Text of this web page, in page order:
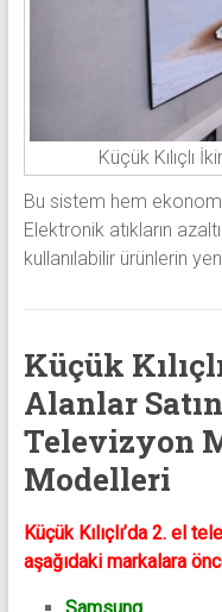
Küçük Kılıçlı
Bu sistem hem
Elektronik atıkların
kullanılabilir ürünlerin
Küçük
Alanlar
Televizyon
Modelleri
Küçük Kılıçlı’da 2. el
aşağıdaki markalara